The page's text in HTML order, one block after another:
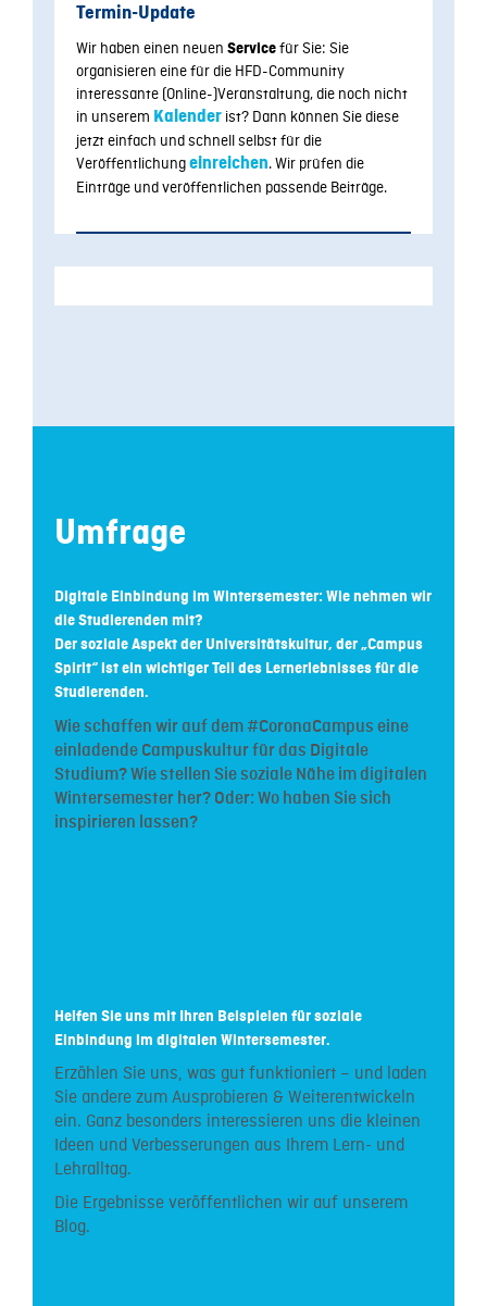
Termin-Update
Wir haben einen neuen Service für Sie: Sie
organisieren eine für die HFD-Community
interessante (Online-)Veranstaltung, die noch nicht
in unserem Kalender ist? Dann können Sie diese
jetzt einfach und schnell selbst für die
Veröffentlichungeinreichen.Wir prüfen die
Einträge und veröffentlichen passende Beiträge.
Umfrage
Digitale Einbindung im Wintersemester: Wie nehmen wir
die Studierenden mit?
Der soziale Aspekt der Universitätskultur, der „Campus
Spirit“ ist ein wichtiger Teil des Lernerlebnisses für die
Studierenden.
Wie schaffen wir auf dem #CoronaCampus eine
einladende Campuskultur für das Digitale
Studium? Wie stellen Sie soziale Nähe im digitalen
Wintersemester her? Oder: Wo haben Sie sich
inspirieren lassen?
Helfen Sie uns mit Ihren Beispielen für soziale
Einbindung im digitalen Wintersemester.
Erzählen Sie uns, was gut funktioniert – und laden
Sie andere zum Ausprobieren & Weiterentwickeln
ein. Ganz besonders interessieren uns die kleinen
Ideen und Verbesserungen aus Ihrem Lern- und
Lehralltag.
Die Ergebnisse veröffentlichen wir auf unserem
Blog.